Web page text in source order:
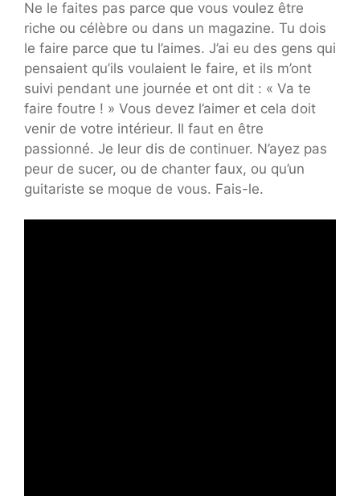
Ne le faites pas parce que vous voulez être
riche ou célèbre ou dans un magazine. Tu dois
le faire parce que tu l’aimes. J’ai eu des gens qui
pensaient qu’ils voulaient le faire, et ils m’ont
suivi pendant une journée et ont dit : « Va te
faire foutre ! » Vous devez l’aimer et cela doit
venir de votre intérieur. Il faut en être
passionné. Je leur dis de continuer. N’ayez pas
peur de sucer, ou de chanter faux, ou qu’un
guitariste se moque de vous. Fais-le.